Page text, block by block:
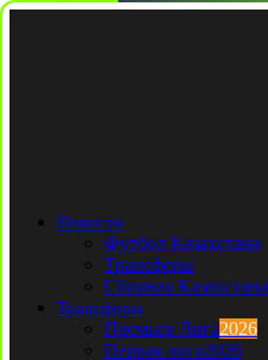
Новости
Футбол Казахстана
Трансферы
Сборная Казахстана
Трансферы
Премьер Лига2026
Первая лига2026